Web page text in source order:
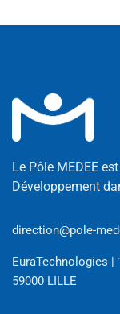
Le Pôle MEDEE
Développement
direction@pole-
EuraTechnologies |
59000 LILLE